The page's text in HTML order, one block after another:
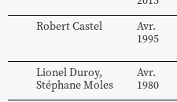
RobertCastel
Avr.
1995
LionelDuroy,
StéphaneMoles
Avr.
1980